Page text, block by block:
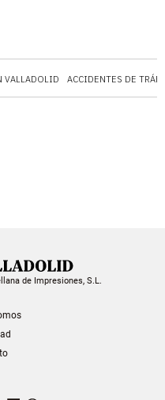
VALLADOLID ACCIDENTES DE
de Impresiones, S.L.